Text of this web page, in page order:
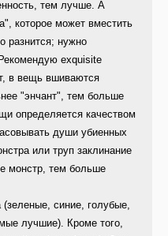
тем лучше. А
которое может вместить
разнится; нужно
exquisite
в вещь вшиваются
"энчант", тем больше
определяется качеством
души убиенных
или труп заклинание
монстр, тем больше
(зеленые, синие, голубые,
лучшие). Кроме того,